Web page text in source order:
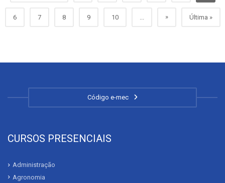
6 7 8 9 10 ... » Última »
Código e-mec
CURSOS PRESENCIAIS
Administração
Agronomia